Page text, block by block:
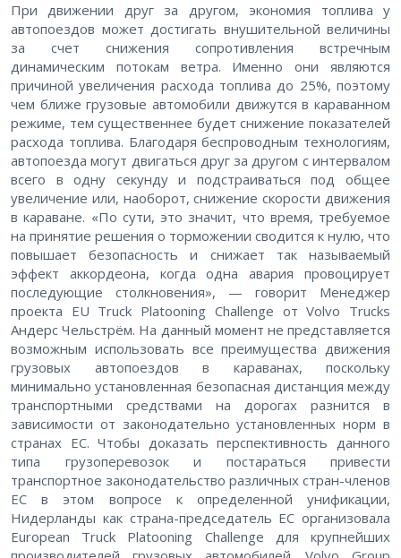
При движении друг за другом, экономия топлива у
автопоездов может достигать внушительной величины
за счет снижения сопротивления встречным
динамическим потокам ветра. Именно они являются
причиной увеличения расхода топлива до 25%, поэтому
чем ближе грузовые автомобили движутся в караванном
режиме, тем существеннее будет снижение показателей
расхода топлива. Благодаря беспроводным технологиям,
автопоезда могут двигаться друг за другом с интервалом
всего в одну секунду и подстраиваться под общее
увеличение или, наоборот, снижение скорости движения
в караване. «По сути, это значит, что время, требуемое
на принятие решения о торможении сводится к нулю, что
повышает безопасность и снижает так называемый
эффект аккордеона, когда одна авария провоцирует
последующие столкновения», — говорит Менеджер
проекта EU Truck Platooning Challenge от Volvo Trucks
Андерс Чельстрём. На данный момент не представляется
возможным использовать все преимущества движения
грузовых автопоездов в караванах, поскольку
минимально установленная безопасная дистанция между
транспортными средствами на дорогах разнится в
зависимости от законодательно установленных норм в
странах ЕС. Чтобы доказать перспективность данного
типа грузоперевозок и постараться привести
транспортное законодательство различных стран-членов
ЕС в этом вопросе к определенной унификации,
Нидерланды как страна-председатель ЕС организовала
European Truck Platooning Challenge для крупнейших